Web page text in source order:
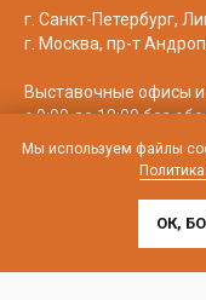
Мы используем файлы
ОК,
г. Санкт-Петербург,
г. Москва, пр-т
Выставочные офисы
с 9:00 до 18:00 без
8 (800) 707-